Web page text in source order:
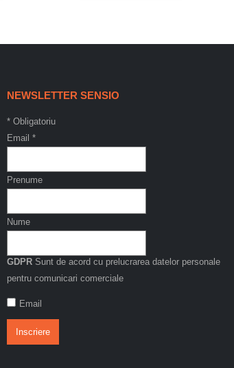
NEWSLETTER SENSIO
* Obligatoriu
Email *
Prenume
Nume
GDPR Sunt de acord cu prelucrarea datelor personale
pentru comunicari comerciale
Email